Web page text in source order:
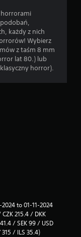
każdy z nich
Wybierz
z taśm 8 mm
lat 80.) lub
horror).
to 01-11-2024
215.4 / DKK
/ SEK 99 / USD
/ ILS 35.4)